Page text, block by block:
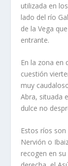
utilizada en
lado del río
de la Vega
entrante.
En la zona en
cuestión
muy
Abra, situada
dulce no
Estos ríos
Nervión o
recogen en